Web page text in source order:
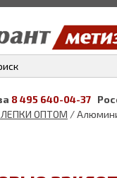
8 495 640-04-37
ОПТОМ /